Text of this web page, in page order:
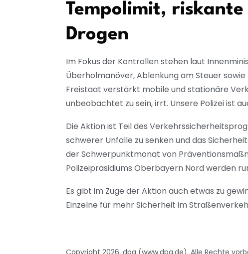
Tempolimit,
Drogen
Im Fokus der Kontrollen stehen laut
Überholmanöver, Ablenkung am Steuer
Freistaat verstärkt mobile und stationäre
unbeobachtet zu sein, irrt. Unsere Polizei ist
Die Aktion ist Teil des
schwerer Unfälle zu senken und das
der Schwerpunktmonat von
Polizeipräsidiums Oberbayern Nord werden
Es gibt im Zuge der Aktion auch etwas zu
Einzelne für mehr Sicherheit im